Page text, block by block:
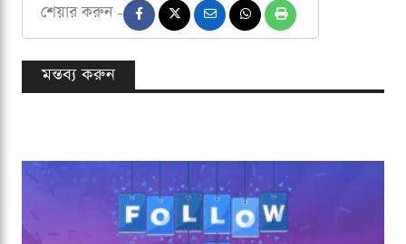
শেয়ার করুন -
মন্তব্য করুন